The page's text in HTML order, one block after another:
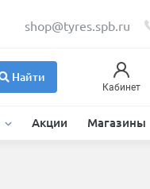
shop@tyres.spb.ru
Найти
Кабинет
Акции Магазины